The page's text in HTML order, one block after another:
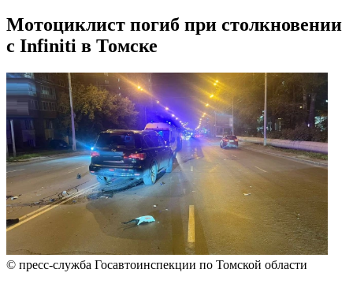
Мотоциклист погиб при столкновении
с Infiniti в Томске
© пресс-служба Госавтоинспекции по Томской области